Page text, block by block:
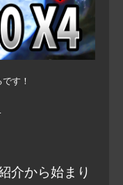
す！
介から始まり